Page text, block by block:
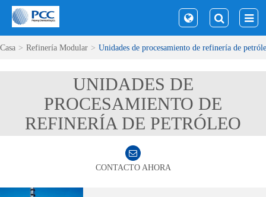
Casa Refinería Modular Unidades de procesamiento de refinería de
UNIDADES DE
PROCESAMIENTO DE
REFINERÍA DE PETRÓLEO
CONTACTO AHORA